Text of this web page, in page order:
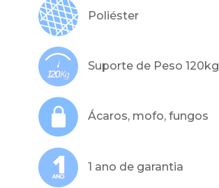
Poliéster
Suporte de Peso 120kg
Ácaros, mofo, fungos
1 ano de garantia